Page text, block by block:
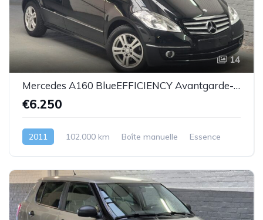
14
Mercedes A160 BlueEFFICIENCY Avantgarde-essence -08/2011-102.000km-Top état -Garantie
€6.250
2011 102.000 km Boîte manuelle Essence